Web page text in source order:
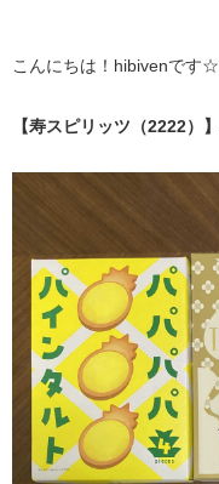
こんにちは！hibivenです☆
【寿スピリッツ（2222）】